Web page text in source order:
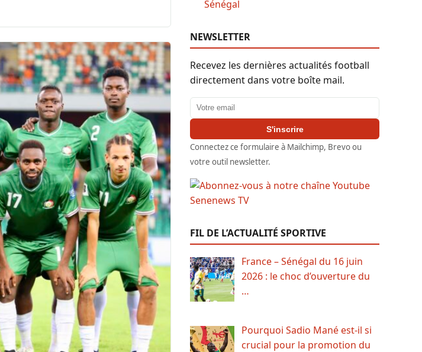
Sénégal
NEWSLETTER
Recevez les dernières actualités football
directement dans votre boîte mail.
Adresse email
S'inscrire
Connectez ce formulaire à Mailchimp, Brevo ou
votre outil newsletter.
FIL DE L’ACTUALITÉ SPORTIVE
France – Sénégal du 16 juin
2026 : le choc d’ouverture du
…
Pourquoi Sadio Mané est-il si
crucial pour la promotion du